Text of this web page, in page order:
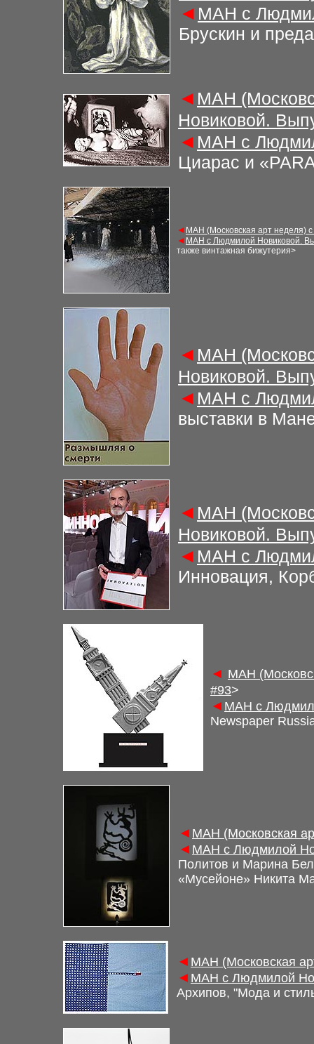
◄ МАН с
Брускин и
◄ МАН
Новиковой.
◄ МАН с
Циарас и
◄ МАН (Московская арт неделя)
◄ МАН с Людмилой Новиковой.
также винтажная бижутерия>
◄ МАН
Новиковой.
◄ МАН с
выставки в
◄ МАН
Новиковой.
◄ МАН с
Инновация,
◄ МАН
#93>
◄ МАН с
Newspaper
◄ МАН (Московская
◄ МАН с Людмилой
Политов и Марина
«Мусейоне» Никита
◄ МАН (Московская
◄ МАН с Людмилой
Архипов, "Мода и